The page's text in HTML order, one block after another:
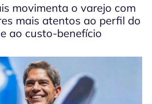
movimenta o varejo com
mais atentos ao perfil do
ao custo-benefício